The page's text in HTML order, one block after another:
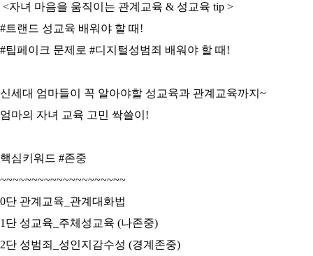
<자녀 마음을 움직이는 관계교육 & 성교육 tip >
#트랜드 성교육 배워야 할 때!
#팁페이크 문제로 #디지털성범죄 배워야 할 때!
신세대 엄마들이 꼭 알아야할 성교육과 관계교육까지~
엄마의 자녀 교육 고민 싹쓸이!
핵심키워드 #존중
~~~~~~~~~~~~~~~~~~~~
0단 관계교육_관계대화법
1단 성교육_주체성교육 (나존중)
2단 성범죄_성인지감수성 (경계존중)